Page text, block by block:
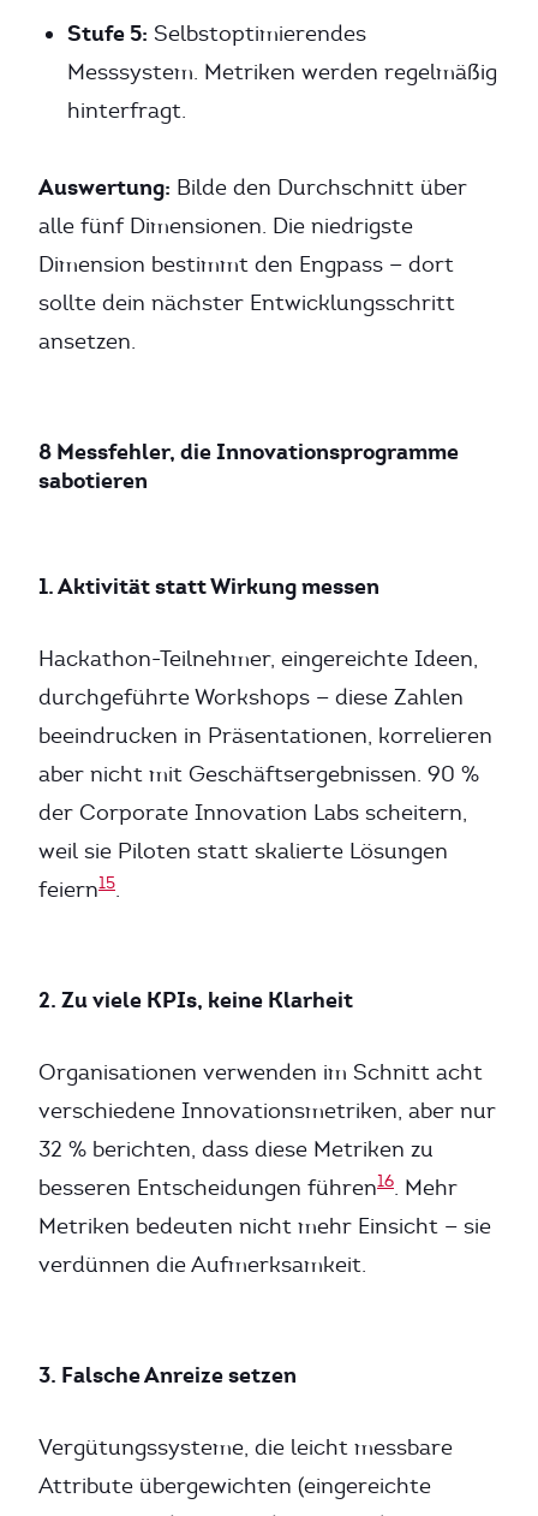
Stufe 5: Selbstoptimierendes
Messsystem. Metriken werden regelmäßig
hinterfragt.
Auswertung: Bilde den Durchschnitt über
alle fünf Dimensionen. Die niedrigste
Dimension bestimmt den Engpass — dort
sollte dein nächster Entwicklungsschritt
ansetzen.
8 Messfehler, die Innovationsprogramme
sabotieren
1. Aktivität statt Wirkung messen
Hackathon-Teilnehmer, eingereichte Ideen,
durchgeführte Workshops — diese Zahlen
beeindrucken in Präsentationen, korrelieren
aber nicht mit Geschäftsergebnissen. 90 %
der Corporate Innovation Labs scheitern,
weil sie Piloten statt skalierte Lösungen
feiern15.
2. Zu viele KPIs, keine Klarheit
Organisationen verwenden im Schnitt acht
verschiedene Innovationsmetriken, aber nur
32 % berichten, dass diese Metriken zu
besseren Entscheidungen führen16. Mehr
Metriken bedeuten nicht mehr Einsicht — sie
verdünnen die Aufmerksamkeit.
3. Falsche Anreize setzen
Vergütungssysteme, die leicht messbare
Attribute übergewichten (eingereichte